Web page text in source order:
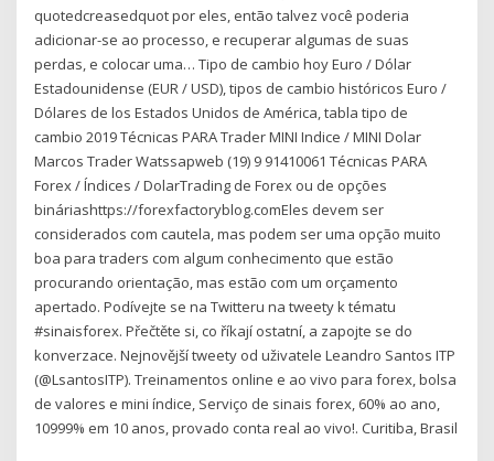
quotedcreasedquot por eles, então talvez você poderia
adicionar-se ao processo, e recuperar algumas de suas
perdas, e colocar uma… Tipo de cambio hoy Euro / Dólar
Estadounidense (EUR / USD), tipos de cambio históricos Euro /
Dólares de los Estados Unidos de América, tabla tipo de
cambio 2019 Técnicas PARA Trader MINI Indice / MINI Dolar
Marcos Trader Watssapweb (19) 9 91410061 Técnicas PARA
Forex / Índices / DolarTrading de Forex ou de opções
bináriashttps://forexfactoryblog.comEles devem ser
considerados com cautela, mas podem ser uma opção muito
boa para traders com algum conhecimento que estão
procurando orientação, mas estão com um orçamento
apertado. Podívejte se na Twitteru na tweety k tématu
#sinaisforex. Přečtěte si, co říkají ostatní, a zapojte se do
konverzace. Nejnovější tweety od uživatele Leandro Santos ITP
(@LsantosITP). Treinamentos online e ao vivo para forex, bolsa
de valores e mini índice, Serviço de sinais forex, 60% ao ano,
10999% em 10 anos, provado conta real ao vivo!. Curitiba, Brasil